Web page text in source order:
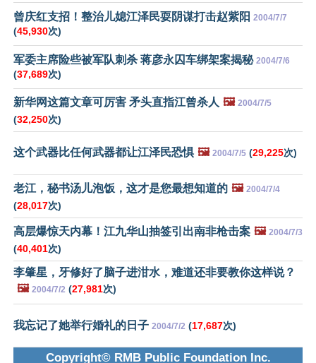
曾庆红支招！整治儿媳江泽民耍阴谋打击赵紫阳 2004/7/7
(45,930次)
军委主席险些被军队刺杀 蒋彦永囚车绑架案揭秘 2004/7/6
(37,689次)
新华网这篇文章可厉害 矛头直指江曾杀人 🖼️ 2004/7/5
(32,250次)
这个武器比任何武器都让江泽民恐惧 🖼️ 2004/7/5 (29,225次)
老江，秘书汤儿泡饭，这才是您最想知道的 🖼️ 2004/7/4
(28,017次)
高层爆惊天内幕！江九华山抽签引出南非枪击案 🖼️ 2004/7/3
(40,401次)
李肇星，牙修好了脑子进泔水，难道还非要教你这样说？
🖼️ 2004/7/2 (27,981次)
我忘记了她举行婚礼的日子 2004/7/2 (17,687次)
Copyright© RMB Public Foundation Inc.